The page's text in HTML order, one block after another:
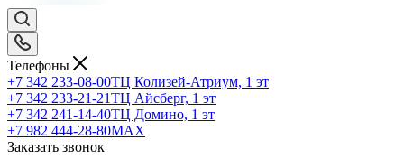
Телефоны
+7 342 233-08-00ТЦ Колизей-Атриум, 1 эт
+7 342 233-21-21ТЦ Айсберг, 1 эт
+7 342 241-14-40ТЦ Домино, 1 эт
+7 982 444-28-80MAX
Заказать звонок